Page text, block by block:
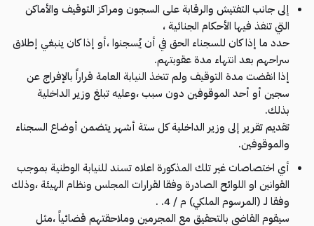
إلى جانب التفتيش والرقابة على السجون ومراكز التوقيف والأماكن
التي تنفذ فيها الأحكام الجنائية ،
حدد ما إذا كان للسجناء الحق في أن يُسجنوا ،أو إذا كان ينبغي إطلاق
سراحهم بعد انتهاء مدة عقوبتهم.
إذا انقضت مدة التوقيف ولم تتخذ النيابة العامة قراراً بالإفراج عن
سجين أو أحد الموقوفين دون سبب ،وعليه تبلغ وزير الداخلية
بذلك.
تقديم تقرير إلى وزير الداخلية كل ستة أشهر يتضمن أوضاع السجناء
والموقوفين.
أي اختصاصات غير تلك المذكورة اعلاه تسند للنيابة الوطنية بموجب
القوانين او اللوائح الصادرة وفقا لقرارات المجلس ونظام الهيئة ،وذلك
وفقا لـ (المرسوم الملكي) م / 4. .
سيقوم القاضي بالتحقيق مع المجرمين وملاحقتهم قضائياً ،مثل